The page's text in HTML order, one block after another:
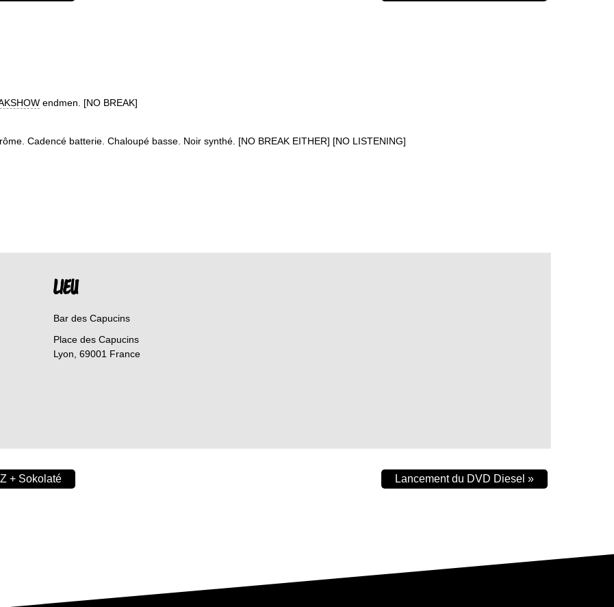
endmen. [NO BREAK]
Cadencé batterie. Chaloupé basse. Noir synthé. [NO BREAK EITHER] [NO LISTENING]
LIEU
Bar des Capucins
Place des Capucins
Lyon 69001 France
+ Sokolaté Lancement du DVD Diesel »